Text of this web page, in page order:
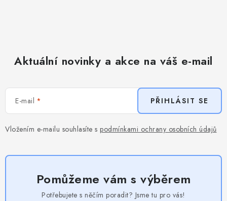
Aktuální novinky a akce na váš e-mail
E-mail
Vložením e-mailu souhlasíte s podmínkami ochrany osobních údajů
PŘIHLÁSIT SE
Pomůžeme vám s výběrem
Potřebujete s něčím poradit? Jsme tu pro vás!